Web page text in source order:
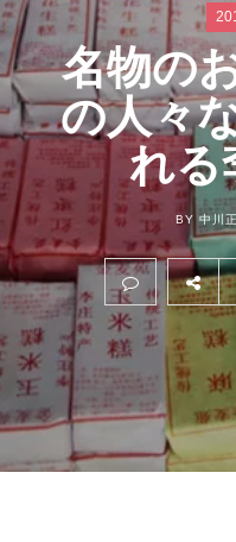
名物の
の人々
れる
BY 中川